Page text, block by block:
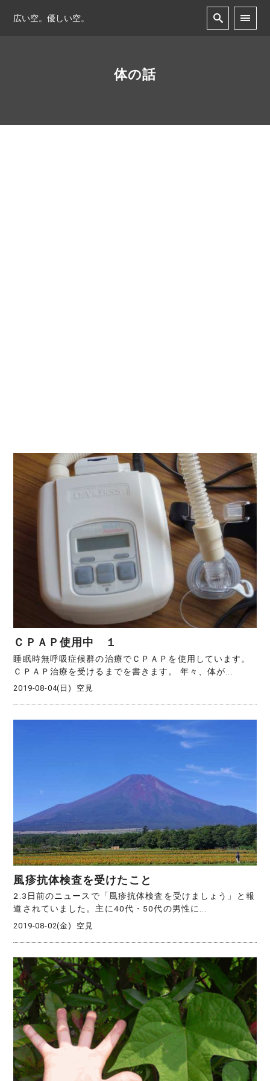
広い空。優しい空。
体の話
ＣＰＡＰ使用中 １
睡眠時無呼吸症候群の治療でＣＰＡＰを使用しています。
ＣＰＡＰ治療を受けるまでを書きます。 年々、体が...
2019-08-04(日) 空見
風疹抗体検査を受けたこと
2.3日前のニュースで「風疹抗体検査を受けましょう」と報
道されていました。主に40代・50代の男性に...
2019-08-02(金) 空見